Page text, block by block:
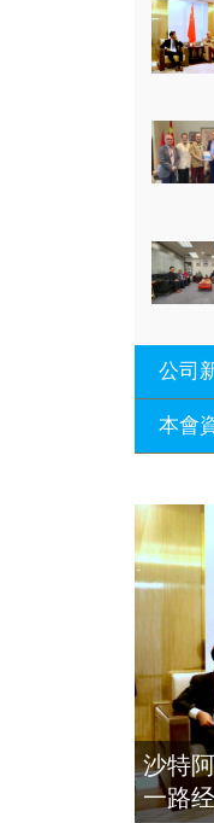
公司
本會
沙特
一路